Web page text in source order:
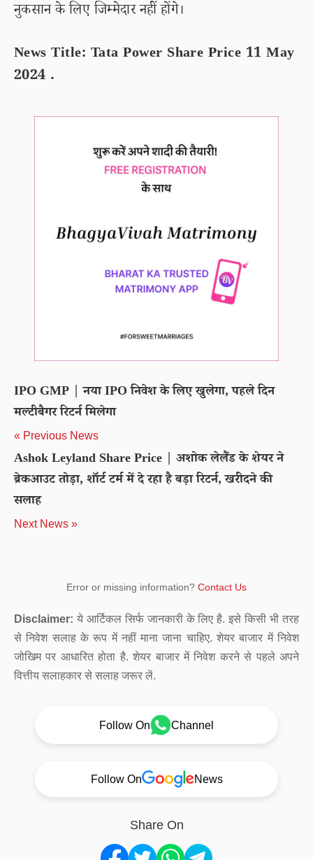
नुकसान के लिए जिम्मेदार नहीं होंगे।
News Title: Tata Power Share Price 11 May
2024 .
IPO GMP | नया IPO निवेश के लिए खुलेगा, पहले दिन
मल्टीबैगर रिटर्न मिलेगा
« Previous News
Ashok Leyland Share Price | अशोक लेलैंड के शेयर ने
ब्रेकआउट तोड़ा, शॉर्ट टर्म में दे रहा है बड़ा रिटर्न, खरीदने की
सलाह
Next News »
Error or missing information? Contact Us
Disclaimer: ये आर्टिकल सिर्फ जानकारी के लिए है. इसे किसी भी तरह
से निवेश सलाह के रूप में नहीं माना जाना चाहिए. शेयर बाजार में निवेश
जोखिम पर आधारित होता है. शेयर बाजार में निवेश करने से पहले अपने
वित्तीय सलाहकार से सलाह जरूर लें.
Follow On Channel
Follow On News
Share On